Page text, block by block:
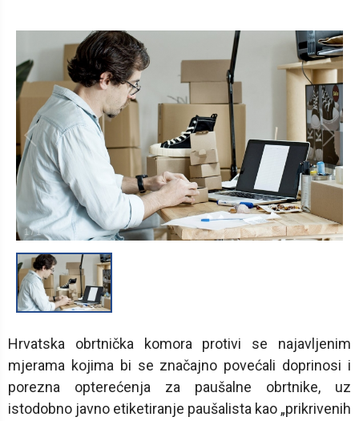
1 /1
Hrvatska obrtnička komora protivi se najavljenim
mjerama kojima bi se značajno povećali doprinosi i
porezna opterećenja za paušalne obrtnike, uz
istodobno javno etiketiranje paušalista kao „prikrivenih